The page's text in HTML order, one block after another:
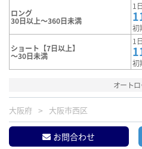
ロング
30日以上～360日未満
1
初
ショート【7日以上】
～30日未満
1
初
オート
大阪府 大阪市西区
お問合わせ